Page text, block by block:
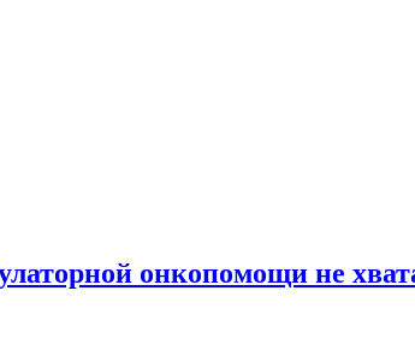
онкопомощи не